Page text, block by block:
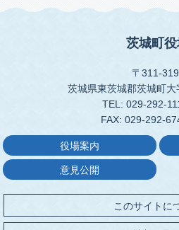
茨城町
〒311-
茨城県東茨城郡茨城町
TEL: 029-292-
FAX: 029-292-
役場案内
意見公開
このサイトに